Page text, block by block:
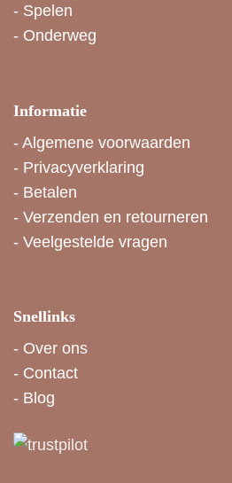
- Spelen
- Onderweg
Informatie
- Algemene voorwaarden
- Privacyverklaring
- Betalen
- Verzenden en retourneren
- Veelgestelde vragen
Snellinks
- Over ons
- Contact
- Blog